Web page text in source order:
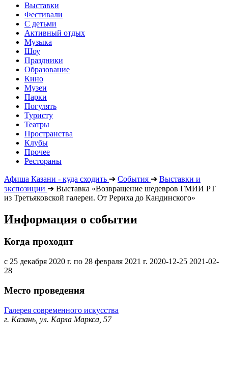
Выставки
Фестивали
С детьми
Активный отдых
Музыка
Шоу
Праздники
Образование
Кино
Музеи
Парки
Погулять
Туристу
Театры
Пространства
Клубы
Прочее
Рестораны
Афиша Казани - куда сходить ➔ События ➔ Выставки и
экспозиции ➔ Выставка «Возвращение шедевров ГМИИ РТ
из Третьяковской галереи. От Рериха до Кандинского»
Информация о событии
Когда проходит
с 25 декабря 2020 г. по 28 февраля 2021 г. 2020-12-25 2021-02-
28
Место проведения
Галерея современного искусства
г. Казань, ул. Карла Маркса, 57